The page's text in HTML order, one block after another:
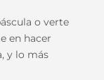
o verte
en hacer
y lo más